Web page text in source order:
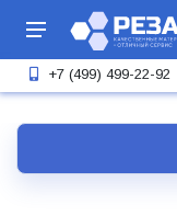
+7 (499) 499-22-92